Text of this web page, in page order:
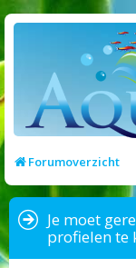
Forumoverzicht
Je moet
profielen te